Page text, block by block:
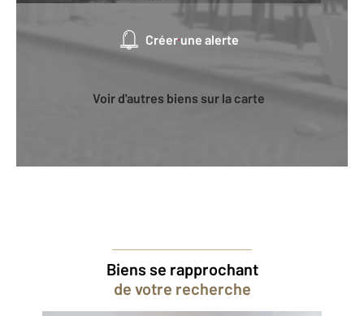
Créer une alerte
Voir d'autres biens sur la carte
Biens se rapprochant
de votre recherche